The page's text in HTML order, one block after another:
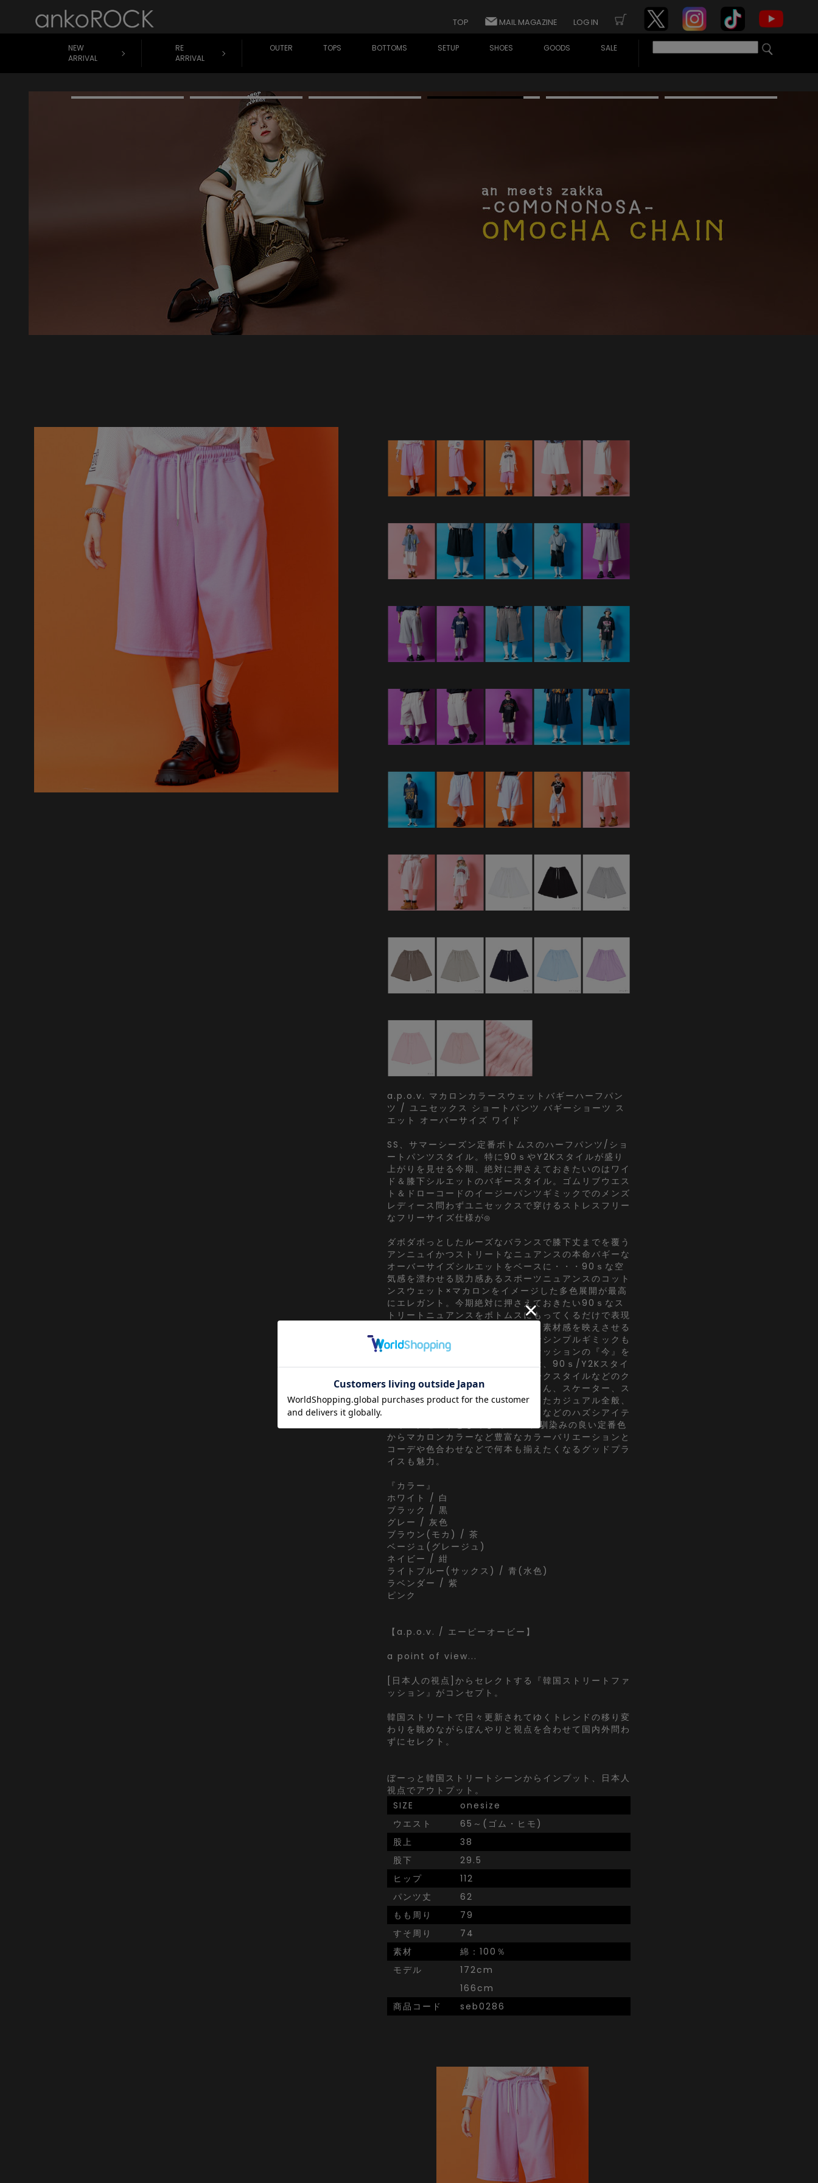
TOP MAIL MAGAZINE LOG IN
NEW
ARRIVAL
RE
ARRIVAL
OUTER TOPS BOTTOMS SETUP SHOES GOODS SALE
a.p.o.v. マカロンカラースウェットバギーハーフパン
ツ / ユニセックス ショートパンツ バギーショーツ ス
エット オーバーサイズ ワイド
SS、サマーシーズン定番ボトムスのハーフパンツ/ショ
ートパンツスタイル。特に90ｓやY2Kスタイルが盛り
上がりを見せる今期、絶対に押さえておきたいのはワイ
ド＆膝下シルエットのバギースタイル。ゴムリブウエス
ト＆ドローコードのイージーパンツギミックでのメンズ
レディース問わずユニセックスで穿けるストレスフリー
なフリーサイズ仕様が◎
ダボダボっとしたルーズなバランスで膝下丈までを覆う
アンニュイかつストリートなニュアンスの本命バギーな
オーバーサイズシルエットをベースに・・・90ｓな空
気感を漂わせる脱力感あるスポーツニュアンスのコット
ンスウェット×マカロンをイメージした多色展開が最高
にエレガント。今期絶対に押さえておきたい90ｓなス
トリートニュアンスをボトムスにもってくるだけで表現
できるシルエットワーク＆色使いと素材感を映えさせる
無駄の一切を削ぎ落したミニマルなシンプルギミックも
重要ポイント。韓国ストリートファッションの『今』を
映し出すようなデザインスタイルは、90ｓ/Y2Kスタイ
ル、古着ミックス、アメカジやワークスタイルなどのク
ラシックムードなスタイルはもちろん、スケーター、ス
トリートスタイル、グランジといったカジュアル全般、
さらにはモードスタイルやキレイメなどのハズシアイテ
ムやアクセントとしても◎。コーデ馴染みの良い定番色
からマカロンカラーなど豊富なカラーバリエーションと
コーデや色合わせなどで何本も揃えたくなるグッドプラ
イスも魅力。
『カラー』
ホワイト / 白
ブラック / 黒
グレー / 灰色
ブラウン(モカ) / 茶
ベージュ(グレージュ)
ネイビー / 紺
ライトブルー(サックス) / 青(水色)
ラベンダー / 紫
ピンク
【a.p.o.v. / エーピーオービー】
a point of view...
[日本人の視点]からセレクトする『韓国ストリートファ
ッション』がコンセプト。
韓国ストリートで日々更新されてゆくトレンドの移り変
わりを眺めながらぼんやりと視点を合わせて国内外問わ
ずにセレクト。
ぼーっと韓国ストリートシーンからインプット、日本人
視点でアウトプット。
SIZE
onesize
ウエスト
65～(ゴム・ヒモ)
股上
38
股下
29.5
ヒップ
112
パンツ丈
62
もも周り
79
すそ周り
74
素材
綿：100％
モデル
172cm
166cm
商品コード
seb0286